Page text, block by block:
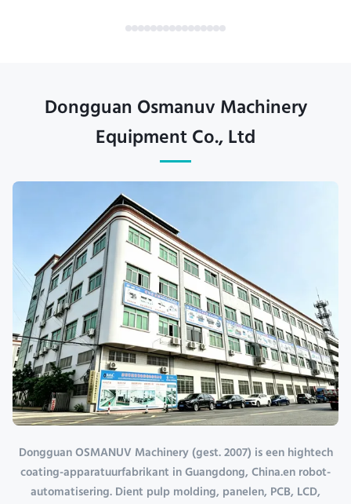
Dongguan Osmanuv Machinery
Equipment Co., Ltd
Dongguan OSMANUV Machinery (gest. 2007) is een hightech
coating-apparatuurfabrikant in Guangdong, China.en robot-
automatisering. Dient pulp molding, panelen, PCB, LCD,